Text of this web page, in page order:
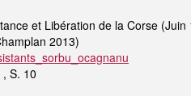
et Libération de la Corse
2013)
, S. 10